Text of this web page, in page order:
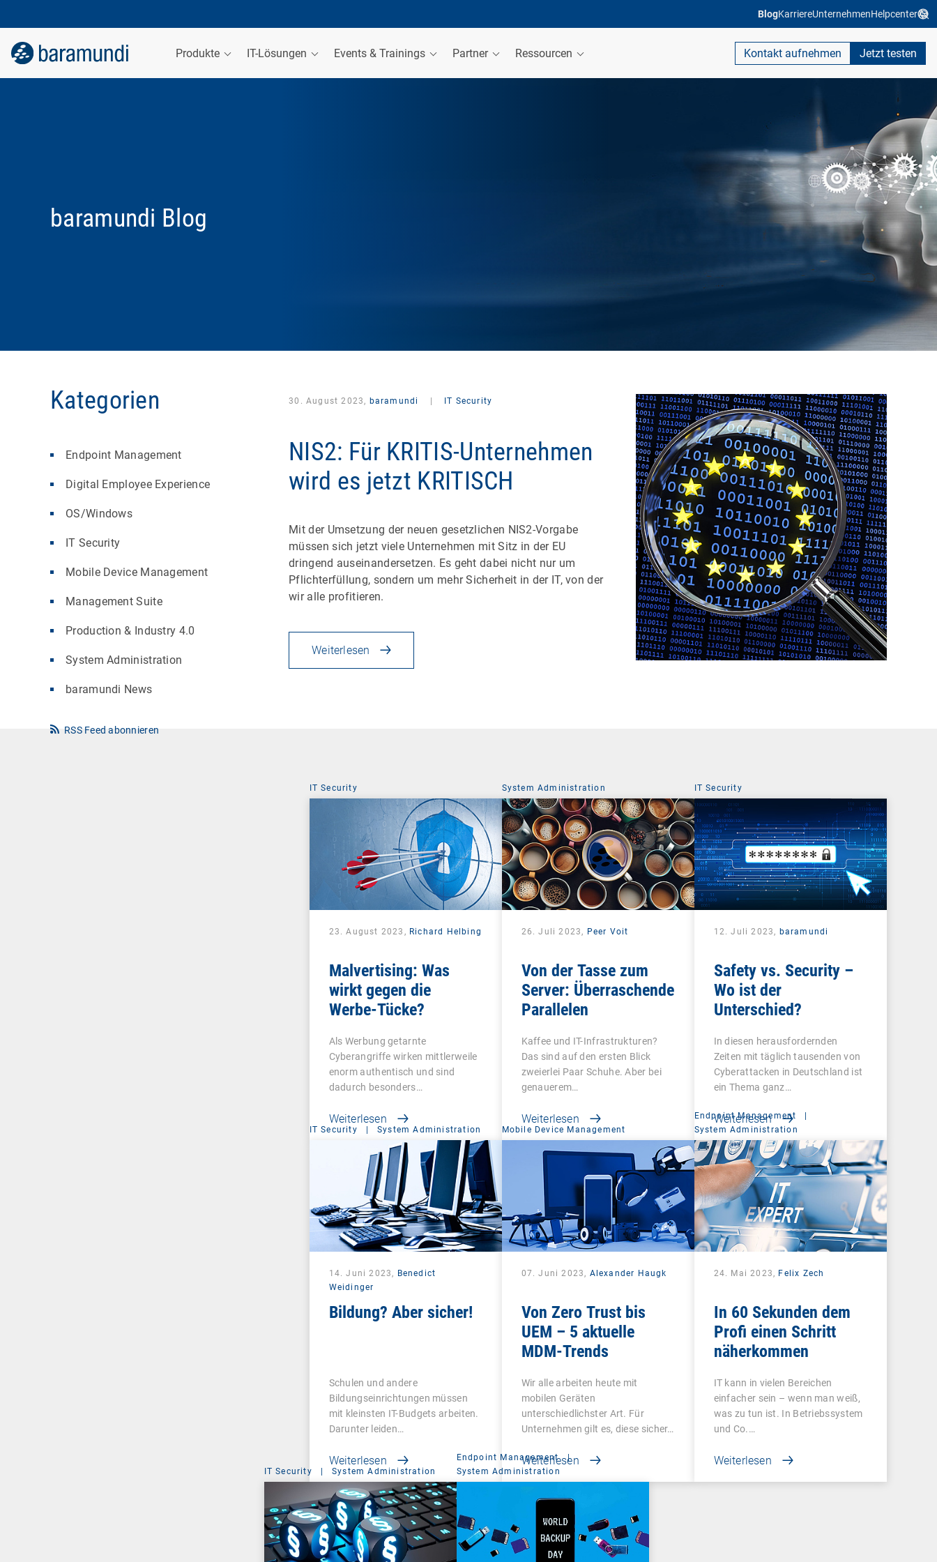
BlogKarriereUnternehmenHelpcenter
Produkte IT-Lösungen Events & Trainings Partner Ressourcen Kontakt aufnehmen Jetzt testen
baramundi Blog
Kategorien
Endpoint Management
Digital Employee Experience
OS/Windows
IT Security
Mobile Device Management
Management Suite
Production & Industry 4.0
System Administration
baramundi News
RSS Feed abonnieren
30. August 2023, baramundi IT Security
NIS2: Für KRITIS-Unternehmen
wird es jetzt KRITISCH
Mit der Umsetzung der neuen gesetzlichen NIS2-Vorgabe
müssen sich jetzt viele Unternehmen mit Sitz in der EU
dringend auseinandersetzen. Es geht dabei nicht nur um
Pflichterfüllung, sondern um mehr Sicherheit in der IT, von der
wir alle profitieren.
Weiterlesen
IT Security
23. August 2023, Richard Helbing
Malvertising: Was
wirkt gegen die
Werbe-Tücke?
Als Werbung getarnte
Cyberangriffe wirken mittlerweile
enorm authentisch und sind
dadurch besonders…
Weiterlesen
System Administration
26. Juli 2023, Peer Voit
Von der Tasse zum
Server: Überraschende
Parallelen
Kaffee und IT-Infrastrukturen?
Das sind auf den ersten Blick
zweierlei Paar Schuhe. Aber bei
genauerem…
Weiterlesen
IT Security
12. Juli 2023, baramundi
Safety vs. Security –
Wo ist der
Unterschied?
In diesen herausfordernden
Zeiten mit täglich tausenden von
Cyberattacken in Deutschland ist
ein Thema ganz…
Weiterlesen
IT Security | System Administration
14. Juni 2023, Benedict
Weidinger
Bildung? Aber sicher!
Schulen und andere
Bildungseinrichtungen müssen
mit kleinsten IT-Budgets arbeiten.
Darunter leiden…
Weiterlesen
Mobile Device Management
07. Juni 2023, Alexander Haugk
Von Zero Trust bis
UEM – 5 aktuelle
MDM-Trends
Wir alle arbeiten heute mit
mobilen Geräten
unterschiedlichster Art. Für
Unternehmen gilt es, diese sicher…
Weiterlesen
Endpoint Management
|
System Administration
24. Mai 2023, Felix Zech
In 60 Sekunden dem
Profi einen Schritt
näherkommen
IT kann in vielen Bereichen
einfacher sein – wenn man weiß,
was zu tun ist. In Betriebssystem
und Co.…
Weiterlesen
IT Security | System Administration
Endpoint Management
|
System Administration